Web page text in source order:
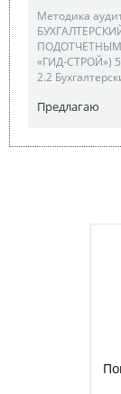
Методика
«ГИД-СТРОЙ»)
2.2
Предлагаю